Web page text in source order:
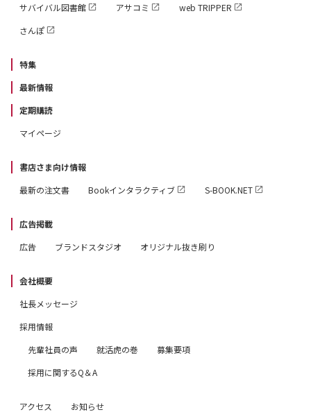
サバイバル図書館
アサコミ
web TRIPPER
さんぽ
特集
最新情報
定期購読
マイページ
書店さま向け情報
最新の注文書
Bookインタラクティブ S-BOOK.NET
広告掲載
広告
ブランドスタジオ オリジナル抜き刷り
会社概要
社長メッセージ
採用情報
先輩社員の声
就活虎の巻
募集要項
採用に関するQ＆A
アクセス お知らせ